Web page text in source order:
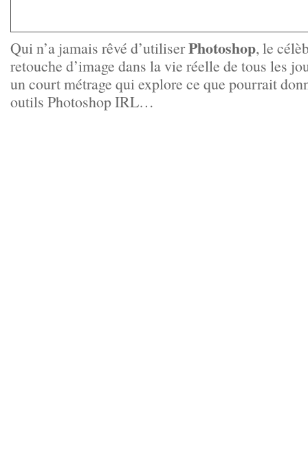
Qui n’a jamais rêvé d’utiliserPhotoshop, le
retouche d’image dans la vie réelle de tous les
un court métrage qui explore ce que pourrait
outils Photoshop IRL…